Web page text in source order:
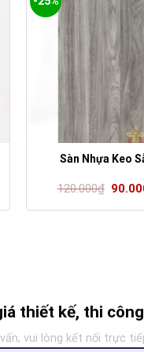
Sàn Nhựa Keo
120.000₫ Giá
là:
thiết kế, thi
vui lòng kết nối trực